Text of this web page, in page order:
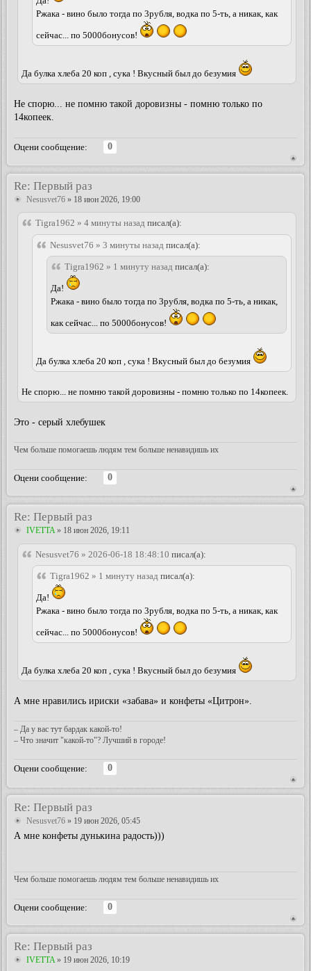
Ржака - вино было тогда по 3рубля, водка по 5-ть, а никак, как
сейчас... по 5000бонусов!
Да булка хлеба 20 коп , сука ! Вкусный был до безумия
Не спорю... не помню такой доровизны - помню только по
14копеек.
Оцени сообщение:
0
Re: Первый раз
Nesusvet76 » 18 июн 2026, 19:00
Tigra1962 » 4 минуты назад писал(а):
Nesusvet76 » 3 минуты назад писал(а):
Tigra1962 » 1 минуту назад писал(а):
Да!
Ржака - вино было тогда по 3рубля, водка по 5-ть, а никак,
как сейчас... по 5000бонусов!
Да булка хлеба 20 коп , сука ! Вкусный был до безумия
Не спорю... не помню такой доровизны - помню только по 14копеек.
Это - серый хлебушек
Чем больше помогаешь людям тем больше ненавидишь их
Оцени сообщение:
0
Re: Первый раз
IVETTA» 18 июн 2026, 19:11
Nesusvet76 » 2026-06-18 18:48:10 писал(а):
Tigra1962 » 1 минуту назад писал(а):
Да!
Ржака - вино было тогда по 3рубля, водка по 5-ть, а никак, как
сейчас... по 5000бонусов!
Да булка хлеба 20 коп , сука ! Вкусный был до безумия
А мне нравились ириски «забава» и конфеты «Цитрон».
– Да у вас тут бардак какой-то!
– Что значит "какой-то"? Лучший в городе!
Оцени сообщение:
0
Re: Первый раз
Nesusvet76 » 19 июн 2026, 05:45
А мне конфеты дунькина радость)))
Чем больше помогаешь людям тем больше ненавидишь их
Оцени сообщение:
0
Re: Первый раз
IVETTA» 19 июн 2026, 10:19